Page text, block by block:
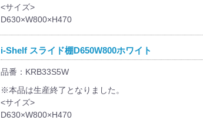
<サイズ>
D630×W800×H470
i-Shelf スライド棚D650W800ホワイト
品番：KRB33S5W
※本品は生産終了となりました。
<サイズ>
D630×W800×H470